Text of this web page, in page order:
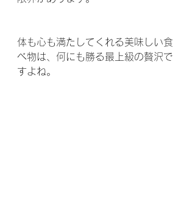
体も心も満たしてくれる美味しい食
べ物は、何にも勝る最上級の贅沢で
すよね。